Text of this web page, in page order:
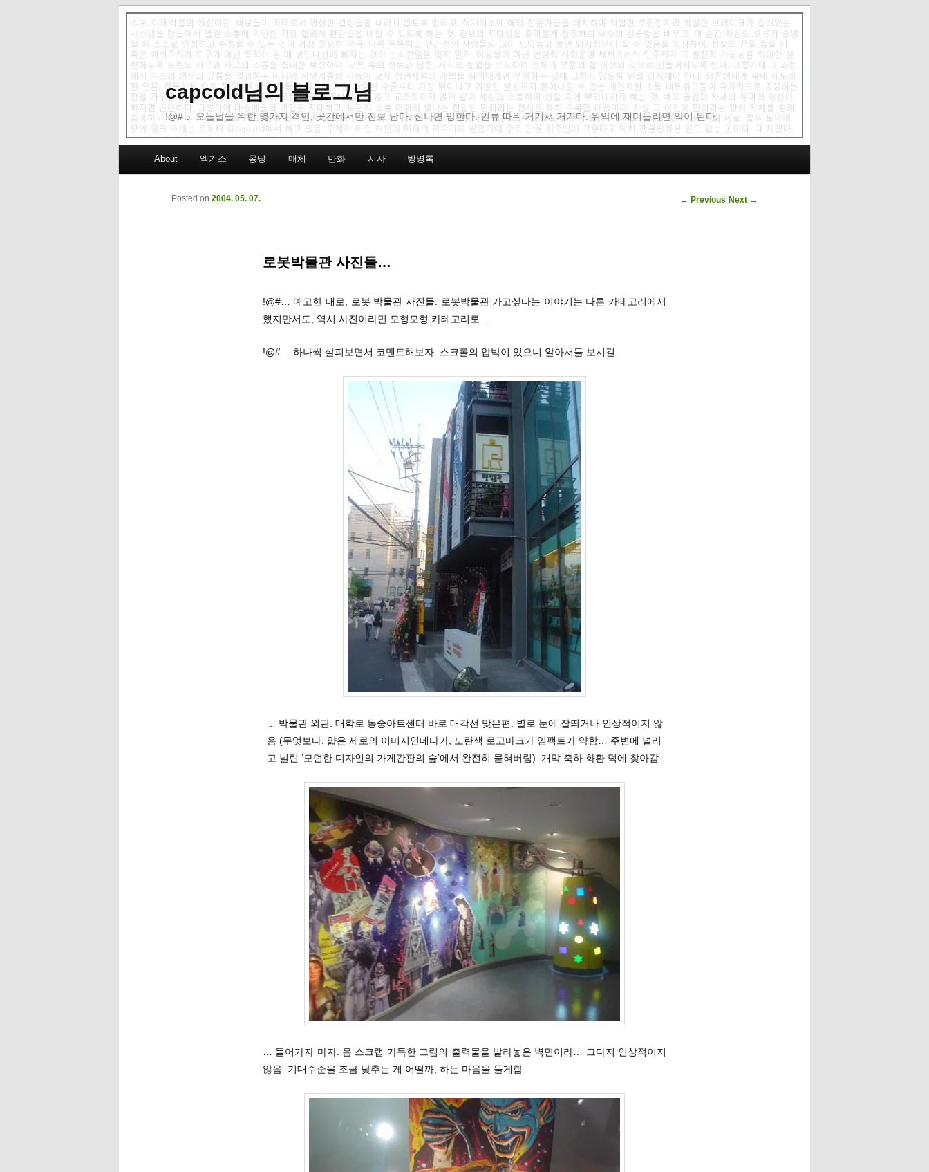
capcold님의 블로그님
!@#… 오늘날을 위한 몇가지 격언: 곳간에서만 진보 난다. 신나면 망한다. 인류 따위 거기서 거기다. 위악에 재미들리면 악이 된다.
Skip to primary content
Skip to secondary content
About 엑기스 몽땅 매체 만화 시사 방명록
Post navigation
← Previous Next →
로봇박물관 사진들…
Posted on 2004. 05. 07.
!@#… 예고한 대로, 로봇 박물관 사진들. 로봇박물관 가고싶다는 이야기는 다른 카테고리에서
했지만서도, 역시 사진이라면 모형모형 카테고리로…
!@#… 하나씩 살펴보면서 코멘트해보자. 스크롤의 압박이 있으니 알아서들 보시길.
… 박물관 외관. 대학로 동숭아트센터 바로 대각선 맞은편. 별로 눈에 잘띄거나 인상적이지 않
음 (무엇보다, 얇은 세로의 이미지인데다가, 노란색 로고마크가 임팩트가 약함… 주변에 널리
고 널린 ‘모던한 디자인의 가게간판의 숲’에서 완전히 묻혀버림). 개막 축하 화환 덕에 찾아감.
… 들어가자 마자. 음 스크랩 가득한 그림의 출력물을 발라놓은 벽면이라… 그다지 인상적이지
않음. 기대수준을 조금 낮추는 게 어떨까, 하는 마음을 들게함.